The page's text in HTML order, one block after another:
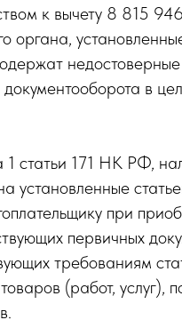
к вычету 8 815
органа,
в
1 статьи 171 НК РФ,
установленные
при
первичных
требованиям
(работ, услуг),